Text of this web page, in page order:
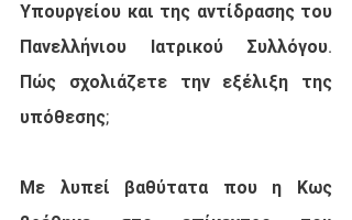
Υπουργείου και της αντίδρασης του
Πανελλήνιου Ιατρικού Συλλόγου.
Πώς σχολιάζετε την εξέλιξη της
υπόθεσης;
Με λυπεί βαθύτατα που η Κως